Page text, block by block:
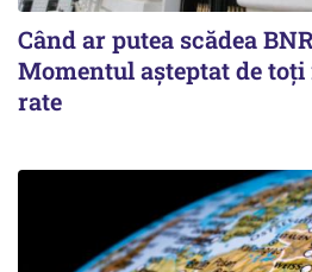
Când ar putea scădea
Momentul aşteptat de
rate